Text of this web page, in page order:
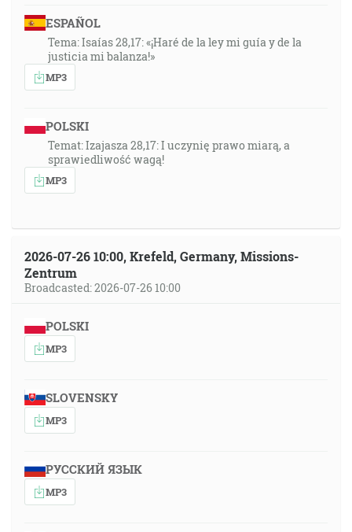
ESPAÑOL
Tema: Isaías 28,17: «¡Haré de la ley mi guía y de la
justicia mi balanza!»
MP3
POLSKI
Temat: Izajasza 28,17: I uczynię prawo miarą, a
sprawiedliwość wagą!
MP3
2026-07-26 10:00, Krefeld, Germany, Missions-
Zentrum
Broadcasted: 2026-07-26 10:00
POLSKI
MP3
SLOVENSKY
MP3
РУССКИЙ ЯЗЫК
MP3